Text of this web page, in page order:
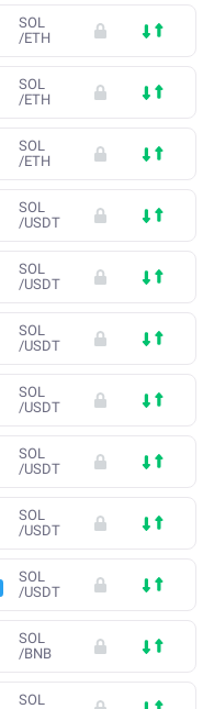
SOL
/ETH
SOL
/ETH
SOL
/ETH
SOL
/USDT
SOL
/USDT
SOL
/USDT
SOL
/USDT
SOL
/USDT
SOL
/USDT
SOL
/USDT
SOL
/BNB
SOL